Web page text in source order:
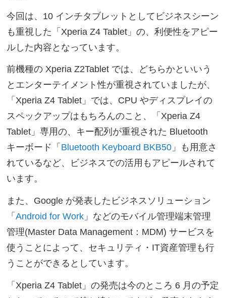
今回は、10 インチタブレットとしてビジネスシーン
も重視した「Xperia Z4 Tablet」の、利便性をアピー
ルした内容となっています。
前機種の Xperia Z2Tablet では、どちらかといいう
とエンターテイメント性が重視されていましたが、
「Xperia Z4 Tablet」では、CPU やディスプレイの
スペックアップはもちろんのこと、「Xperia Z4
Tablet」専用の、キー配列が重視された Bluetooth
キーボード「 Bluetooth Keyboard BKB50 」も用意さ
れているなど、ビジネスでの活用もアピールされて
います。
また、Google が発表したビジネスソリューション
「Android for Work 」などのモバイル管理端末管理
管理(Master Data Management：MDM) サービスを
使うことによって、セキュリティ・IT資産管理も行
うことができるとしています。
「Xperia Z4 Tablet」の発売は今のところ 6 月の予定